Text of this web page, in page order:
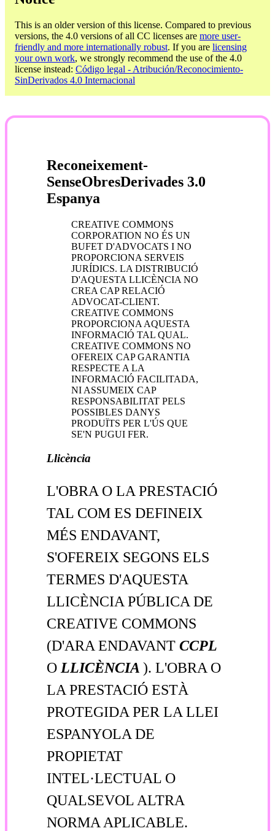
This is an older version of this license. Compared to previous
versions, the 4.0 versions of all CC licenses are more user-
friendly and more internationally robust. If you are licensing
your own work, we strongly recommend the use of the 4.0
license instead: Código legal - Atribución/Reconocimiento-
SinDerivados 4.0 Internacional
Reconeixement-
SenseObresDerivades 3.0
Espanya
CREATIVE COMMONS
CORPORATION NO ÉS UN
BUFET D'ADVOCATS I NO
PROPORCIONA SERVEIS
JURÍDICS. LA DISTRIBUCIÓ
D'AQUESTA LLICÈNCIA NO
CREA CAP RELACIÓ
ADVOCAT-CLIENT.
CREATIVE COMMONS
PROPORCIONA AQUESTA
INFORMACIÓ TAL QUAL.
CREATIVE COMMONS NO
OFEREIX CAP GARANTIA
RESPECTE A LA
INFORMACIÓ FACILITADA,
NI ASSUMEIX CAP
RESPONSABILITAT PELS
POSSIBLES DANYS
PRODUÏTS PER L'ÚS QUE
SE'N PUGUI FER.
Llicència
L'OBRA O LA PRESTACIÓ
TAL COM ES DEFINEIX
MÉS ENDAVANT,
S'OFEREIX SEGONS ELS
TERMES D'AQUESTA
LLICÈNCIA PÚBLICA DE
CREATIVE COMMONS
(D'ARA ENDAVANT CCPL
O LLICÈNCIA ). L'OBRA O
LA PRESTACIÓ ESTÀ
PROTEGIDA PER LA LLEI
ESPANYOLA DE
PROPIETAT
INTEL·LECTUAL O
QUALSEVOL ALTRA
NORMA APLICABLE.